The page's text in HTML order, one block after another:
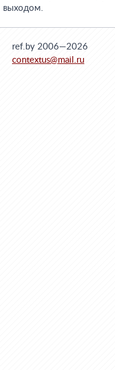
выходом.
ref.by 2006—2026
contextus@mail.ru